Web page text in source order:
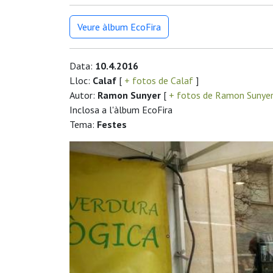
Veure àlbum EcoFira
Data: 10.4.2016
Lloc: Calaf [ + fotos de Calaf ]
Autor: Ramon Sunyer [ + fotos de Ramon
Inclosa a l'àlbum EcoFira
Tema: Festes